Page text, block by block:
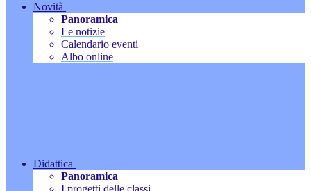
Novità
Panoramica
Le notizie
Calendario eventi
Albo online
Didattica
Panoramica